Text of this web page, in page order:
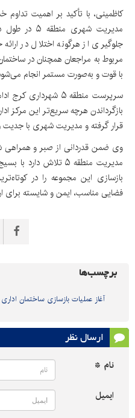
کاظمینی، با تأکید بر اهمیت
مدیریت شهری
جلوگیری از هرگونه اختلال در
با قوت و به‌صورت مستمر انجام
سرپرست منطقه ۵
بازگرداندن هرچه سریع‌تر این مرکز
قرار گرفته و مدیریت شهری با جدیت
وی ضمن قدردانی از صبر و همراهی
مدیریت منطقه ۵ تلاش
بازسازی این مجموعه را در
فضایی مناسب، ایمن و شایسته برای
برچسب‌ها
آغاز عملیات بازسازی ساختمان اداری
ارسال نظر
نام *
ایمیل